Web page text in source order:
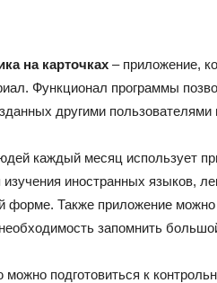
на карточках – приложение,
Функционал программы
другими
каждый месяц использует
иностранных языков,
форме. Также приложение можно
запомнить
подготовиться к